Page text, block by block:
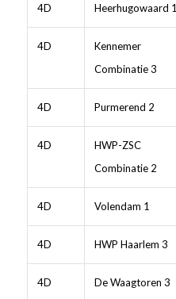
4D Heerhugowaard 1
4D
Kennemer
Combinatie 3
4D Purmerend 2
4D
HWP-ZSC
Combinatie 2
4D Volendam 1
4D HWP Haarlem 3
4D De Waagtoren 3